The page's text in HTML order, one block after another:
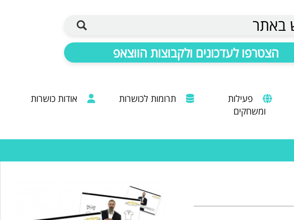
הצטרפו לעדכונים ולקבוצות הווצאפ
פעילות
ומשחקים
תרומות לכושרות אודות כושרות